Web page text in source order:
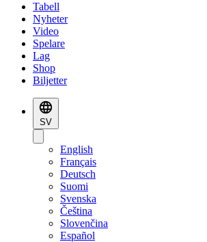
Tabell
Nyheter
Video
Spelare
Lag
Shop
Biljetter
SV
English
Français
Deutsch
Suomi
Svenska
Čeština
Slovenčina
Español